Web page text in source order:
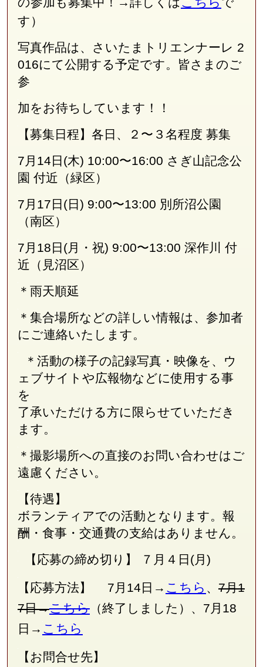
す）
写真作品は、さいたまトリエンナーレ 2
016にて公開する予定です。皆さまのご
参
加をお待ちしています！！
【募集日程】各日、２〜３名程度 募集
7月14日(木) 10:00〜16:00 さぎ山記念公
園 付近（緑区）
7月17日(日) 9:00〜13:00 別所沼公園
（南区）
7月18日(月・祝) 9:00〜13:00 深作川 付
近（見沼区）
＊雨天順延
＊集合場所などの詳しい情報は、参加者
にご連絡いたします。
＊活動の様子の記録写真・映像を、ウ
ェブサイトや広報物などに使用する事
を
了承いただける方に限らせていただき
ます。
＊撮影場所への直接のお問い合わせはご
遠慮ください。
【待遇】
ボランティアでの活動となります。報
酬・食事・交通費の支給はありません。
【応募の締め切り】 ７月４日(月)
【応募方法】 7月14日→ こちら 、 7月1
7日→こちら（終了しました）、7月18
日→ こちら
【お問合せ先】